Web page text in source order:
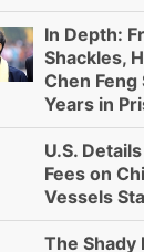
链”接产
【特别呈
有意思的
In Depth:
Shackles,
Chen
Years in
U.S.
Fees on
Vessels
The Shady